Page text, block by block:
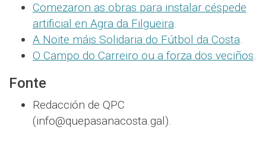
Comezaron as obras para instalar céspede
artificial en Agra da Filgueira.
A Noite máis Solidaria do Fútbol da Costa.
O Campo do Carreiro ou a forza dos veciños.
Fonte
Redacción de QPC
(info@quepasanacosta.gal).